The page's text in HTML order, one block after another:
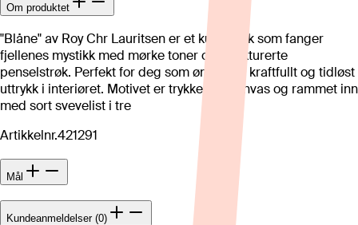
Om produktet
"Blåne" av Roy Chr Lauritsen er et kunstverk som fanger
fjellenes mystikk med mørke toner og strukturerte
penselstrøk. Perfekt for deg som ønsker et kraftfullt og tidløst
uttrykk i interiøret. Motivet er trykket på canvas og rammet inn
med sort svevelist i tre
Artikkelnr.421291
Mål
Kundeanmeldelser (0)